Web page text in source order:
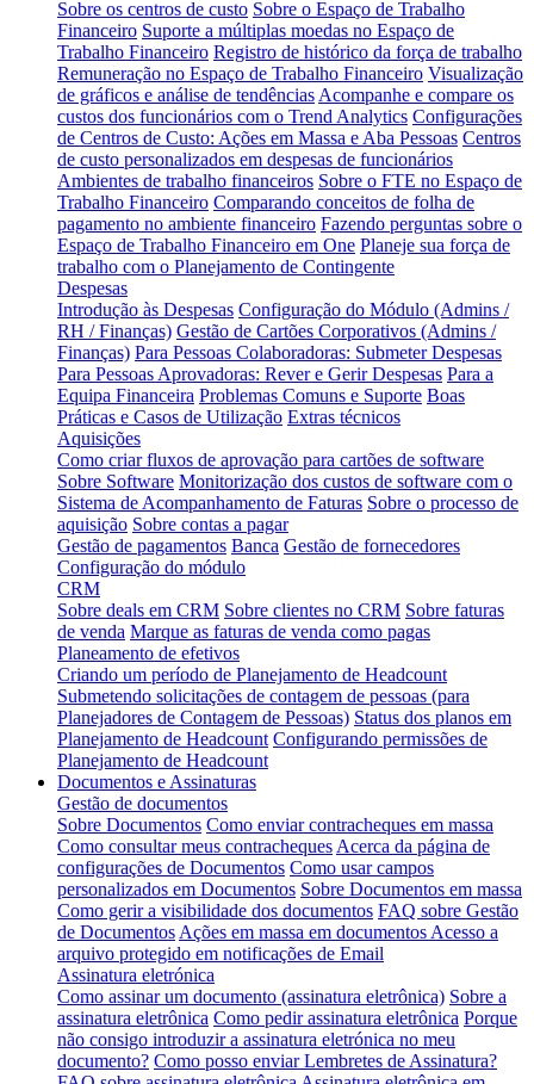
Sobre os centros de custo Sobre o Espaço de Trabalho
Financeiro Suporte a múltiplas moedas no Espaço de
Trabalho Financeiro Registro de histórico da força de trabalho
Remuneração no Espaço de Trabalho Financeiro Visualização
de gráficos e análise de tendências Acompanhe e compare os
custos dos funcionários com o Trend Analytics Configurações
de Centros de Custo: Ações em Massa e Aba Pessoas Centros
de custo personalizados em despesas de funcionários
Ambientes de trabalho financeiros Sobre o FTE no Espaço de
Trabalho Financeiro Comparando conceitos de folha de
pagamento no ambiente financeiro Fazendo perguntas sobre o
Espaço de Trabalho Financeiro em One Planeje sua força de
trabalho com o Planejamento de Contingente
Despesas
Introdução às Despesas Configuração do Módulo (Admins /
RH / Finanças) Gestão de Cartões Corporativos (Admins /
Finanças) Para Pessoas Colaboradoras: Submeter Despesas
Para Pessoas Aprovadoras: Rever e Gerir Despesas Para a
Equipa Financeira Problemas Comuns e Suporte Boas
Práticas e Casos de Utilização Extras técnicos
Aquisições
Como criar fluxos de aprovação para cartões de software
Sobre Software Monitorização dos custos de software com o
Sistema de Acompanhamento de Faturas Sobre o processo de
aquisição Sobre contas a pagar
Gestão de pagamentos Banca Gestão de fornecedores
Configuração do módulo
CRM
Sobre deals em CRM Sobre clientes no CRM Sobre faturas
de venda Marque as faturas de venda como pagas
Planeamento de efetivos
Criando um período de Planejamento de Headcount
Submetendo solicitações de contagem de pessoas (para
Planejadores de Contagem de Pessoas) Status dos planos em
Planejamento de Headcount Configurando permissões de
Planejamento de Headcount
Documentos e Assinaturas
Gestão de documentos
Sobre Documentos Como enviar contracheques em massa
Como consultar meus contracheques Acerca da página de
configurações de Documentos Como usar campos
personalizados em Documentos Sobre Documentos em massa
Como gerir a visibilidade dos documentos FAQ sobre Gestão
de Documentos Ações em massa em documentos Acesso a
arquivo protegido em notificações de Email
Assinatura eletrónica
Como assinar um documento (assinatura eletrônica) Sobre a
assinatura eletrônica Como pedir assinatura eletrônica Porque
não consigo introduzir a assinatura eletrónica no meu
documento? Como posso enviar Lembretes de Assinatura?